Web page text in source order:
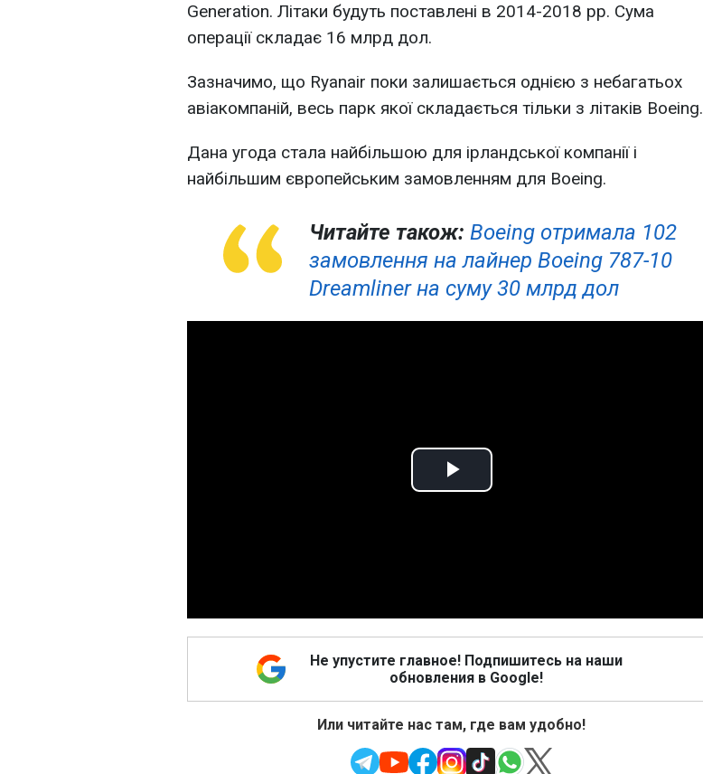
Generation. Літаки будуть поставлені в 2014-2018 рр. Сума
операції складає 16 млрд дол.
Зазначимо, що Ryanair поки залишається однією з небагатьох
авіакомпаній, весь парк якої складається тільки з літаків Boeing.
Дана угода стала найбільшою для ірландської компанії і
найбільшим європейським замовленням для Boeing.
Читайте також: Boeing отримала 102
замовлення на лайнер Boeing 787-10
Dreamliner на суму 30 млрд дол
Play
Не упустите главное! Подпишитесь на наши
обновления в Google!
Или читайте нас там, где вам удобно!